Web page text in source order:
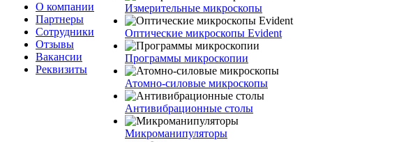
О компании
Партнеры
Сотрудники
Отзывы
Вакансии
Реквизиты
Измерительные микроскопы
Оптические микроскопы Evident
Программы микроскопии
Атомно-силовые микроскопы
Антивибрационные столы
Микроманипуляторы